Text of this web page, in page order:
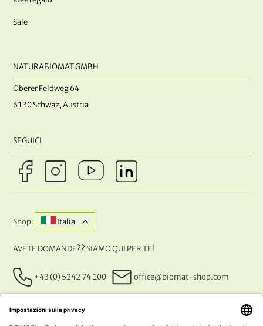
Sale
NATURABIOMAT GMBH
Oberer Feldweg 64
6130 Schwaz, Austria
SEGUICI
Shop: Italia
AVETE DOMANDE?? SIAMO QUI PER TE!
+43 (0) 5242 74 100 office@biomat-shop.com